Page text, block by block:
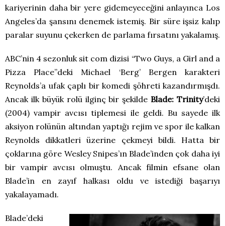
kariyerinin daha bir yere gidemeyeceğini anlayınca Los
Angeles’da şansını denemek istemiş. Bir süre işsiz kalıp
paralar suyunu çekerken de parlama fırsatını yakalamış.
ABC’nin 4 sezonluk sit com dizisi “Two Guys, a Girl and a
Pizza Place”deki Michael ‘Berg’ Bergen karakteri
Reynolds’a ufak çaplı bir komedi şöhreti kazandırmışdı.
Ancak ilk büyük rolü ilginç bir şekildeBlade: Trinity’deki
(2004) vampir avcısı tiplemesi ile geldi. Bu sayede ilk
aksiyon rolünün altından yaptığı rejim ve spor ile kalkan
Reynolds dikkatleri üzerine çekmeyi bildi. Hatta bir
çoklarına göre Wesley Snipes’ın Blade’inden çok daha iyi
bir vampir avcısı olmuştu. Ancak filmin efsane olan
Blade’in en zayıf halkası oldu ve istediği başarıyı
yakalayamadı.
Blade’deki